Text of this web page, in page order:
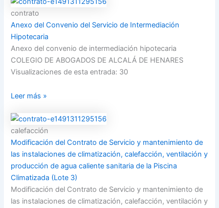
contrato
Anexo del Convenio del Servicio de Intermediación
Hipotecaria
Anexo del convenio de intermediación hipotecaria
COLEGIO DE ABOGADOS DE ALCALÁ DE HENARES
Visualizaciones de esta entrada: 30
Leer más »
calefacción
Modificación del Contrato de Servicio y mantenimiento de
las instalaciones de climatización, calefacción, ventilación y
producción de agua caliente sanitaria de la Piscina
Climatizada (Lote 3)
Modificación del Contrato de Servicio y mantenimiento de
las instalaciones de climatización, calefacción, ventilación y